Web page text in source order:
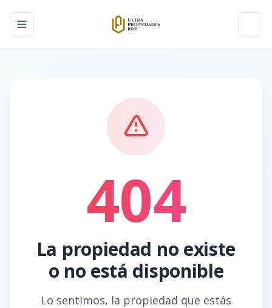
Toggle navigation menu
404
La propiedad no existe
o no está disponible
Lo sentimos, la propiedad que estás